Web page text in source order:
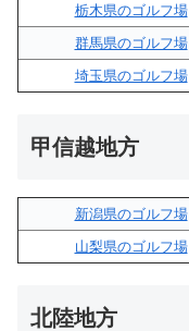
栃木県のゴルフ場
群馬県のゴルフ場
埼玉県のゴルフ場
甲信越地方
新潟県のゴルフ場
山梨県のゴルフ場
北陸地方